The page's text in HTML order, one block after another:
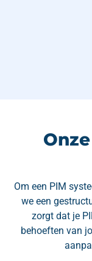
Om een PIM
we een
zorgt dat je
behoeften van